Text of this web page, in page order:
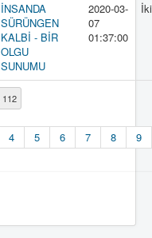
112
4 5 6 7 8
9
İNSANDA
SÜRÜNGEN
KALBİ - BİR
OLGU
SUNUMU
2020-03-
07
01:37:00